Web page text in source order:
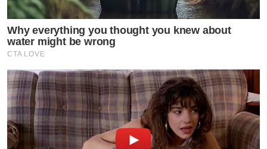
กดลิ้งค์รับข้อมูล อาหารเสริมบำรุงตับ เพิ่มเติ่มได้ที่ Link
ด้านล่าง
https://www.tvpoolreward.com/
by TVPOOL ONLINE
Why everything you thought you knew about
water might be wrong
CTA LOVE